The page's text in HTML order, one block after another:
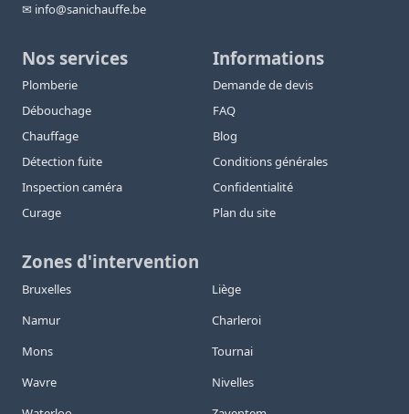
✉ info@sanichauffe.be
Nos services
Plomberie
Débouchage
Chauffage
Détection fuite
Inspection caméra
Curage
Informations
Demande de devis
FAQ
Blog
Conditions générales
Confidentialité
Plan du site
Zones d'intervention
Bruxelles
Liège
Namur
Charleroi
Mons
Tournai
Wavre
Nivelles